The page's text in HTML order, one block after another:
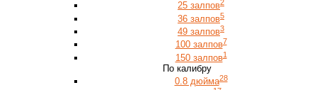
25 залпов2
36 залпов5
49 залпов3
100 залпов7
150 залпов1
По калибру
0.8 дюйма28